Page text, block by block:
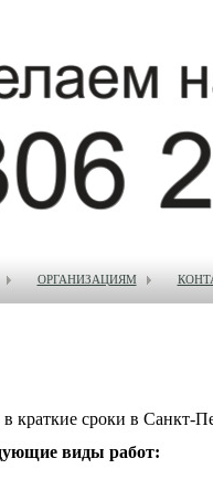
ОРГАНИЗАЦИЯМ
в краткие сроки в Санкт-
виды работ: